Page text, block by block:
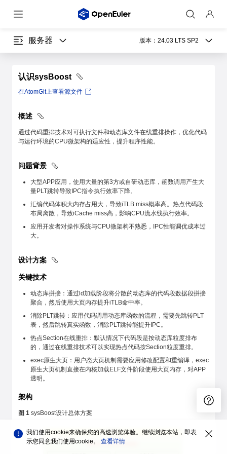
服务器 版本： 24.03 LTS SP2
认识sysBoost
在AtomGit上查看源文件
概述
通过代码重排技术对可执行文件和动态库文件在线重排操作，优化代码
与运行环境的CPU微架构的适应性，提升程序性能。
问题背景
大型APP应用，使用大量的第3方或自研动态库，函数调用产生大
量PLT跳转导致IPC指令执行效率下降。
汇编代码体积大内存占用大，导致iTLB miss概率高。热点代码段
布局离散，导致iCache miss高，影响CPU流水线执行效率。
应用开发者对操作系统与CPU微架构不熟悉，IPC性能调优成本过
大。
设计方案
关键技术
动态库拼接：通过ld加载阶段将分散的动态库的代码段数据段拼接
聚合，然后使用大页内存提升iTLB命中率。
消除PLT跳转：应用代码调用动态库函数的流程，需要先跳转PLT
表，然后跳转真实函数，消除PLT跳转能提升IPC。
热点Section在线重排：默认情况下代码段是按动态库粒度排布
的，通过在线重排技术可以实现热点代码按Section粒度重排。
exec原生大页：用户态大页机制需要应用修改配置和重编译，exec
原生大页机制直接在内核加载ELF文件阶段使用大页内存，对APP
透明。
架构
图 1 sysBoost设计总体方案
我们使用cookie来确保您的高速浏览体验。继续浏览本站，即表
示您同意我们使用cookie。 查看详情